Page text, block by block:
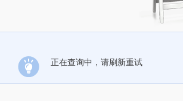
正在查询中，请刷新重试